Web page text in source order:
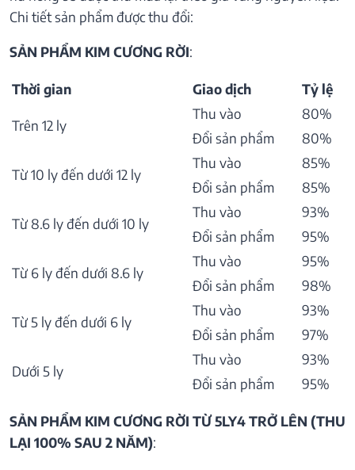
Chi tiết sản phẩm được thu đổi:
SẢN PHẨM KIM CƯƠNG RỜI:
Thời gian Giao dịch Tỷ lệ
Trên 12 ly
Thu vào
80%
Đổi sản phẩm
80%
Từ 10 ly đến dưới 12 ly
Thu vào
85%
Đổi sản phẩm
85%
Từ 8.6 ly đến dưới 10 ly
Thu vào
93%
Đổi sản phẩm
95%
Từ 6 ly đến dưới 8.6 ly
Thu vào
95%
Đổi sản phẩm
98%
Từ 5 ly đến dưới 6 ly
Thu vào
93%
Đổi sản phẩm
97%
Dưới 5 ly
Thu vào
93%
Đổi sản phẩm
95%
SẢN PHẨM KIM CƯƠNG RỜI TỪ 5LY4 TRỞ LÊN (THU
LẠI 100% SAU 2 NĂM):